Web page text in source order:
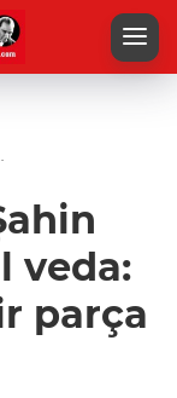
veda:
parça